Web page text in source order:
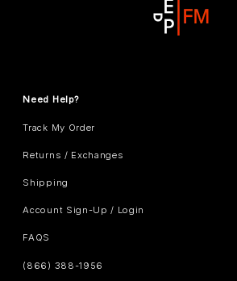
Need Help?
Track My Order
Returns / Exchanges
Shipping
Account Sign-Up / Login
FAQS
(866) 388-1956